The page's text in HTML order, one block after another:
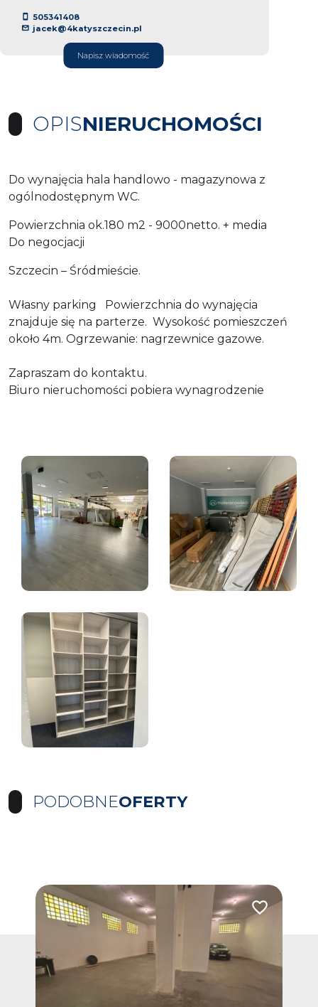
505341408
jacek@4katyszczecin.pl
Napisz wiadomość
OPISNIERUCHOMOŚCI
Do wynajęcia hala handlowo - magazynowa z
ogólnodostępnym WC.
Powierzchnia ok.180 m2 - 9000netto. + media
Do negocjacji
Szczecin – Śródmieście.
Własny parking Powierzchnia do wynajęcia
znajduje się na parterze. Wysokość pomieszczeń
około 4m. Ogrzewanie: nagrzewnice gazowe.
Zapraszam do kontaktu.
Biuro nieruchomości pobiera wynagrodzenie
PODOBNEOFERTY
Dodaj do ulubionych Dodaj do